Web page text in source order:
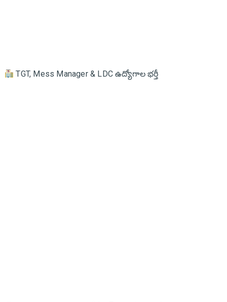
TGT, Mess Manager & LDC ఉద్యోగాల భర్తీ